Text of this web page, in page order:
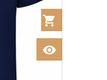
shopping_cart
visibility